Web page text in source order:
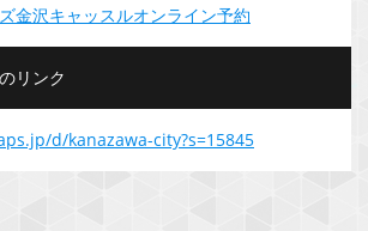
金沢キャッスルオンライン予約
リンク
d/kanazawa-city?s=15845